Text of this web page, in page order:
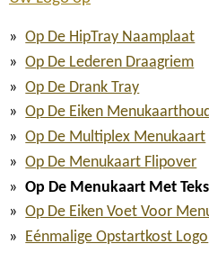
Op De HipTray Naamplaat
Op De Lederen Draagriem
Op De Drank Tray
Op De Eiken
Op De Multiplex Menukaart
Op De Menukaart Flipover
Op De Menukaart Met
Op De Eiken Voet Voor
Eénmalige Opstartkost Logo